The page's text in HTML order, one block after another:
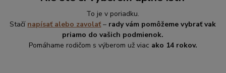
To je v poriadku.
Stačí napísať alebo zavolať– rady vám pomôžeme vybrať vak
priamo do vašich podmienok.
Pomáhame rodičom s výberom už viac ako 14 rokov.